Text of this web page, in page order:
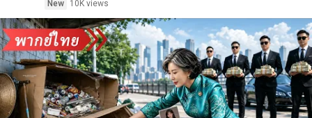
New
10K views